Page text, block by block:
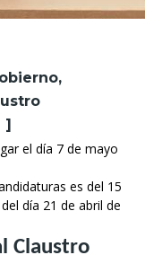
]
el día 7 de mayo
es del 15
día 21 de abril de
Claustro